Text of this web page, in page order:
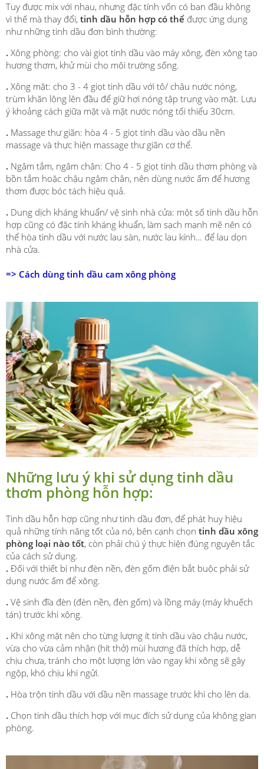
Tuy được mix với nhau, nhưng đặc tính vốn có ban đầu không
vì thế mà thay đổi, tinh dầu hỗn hợp có thể được ứng dụng
như những tinh dầu đơn bình thường:
. Xông phòng: cho vài giọt tinh dầu vào máy xông, đèn xông tạo
hương thơm, khử mùi cho môi trường sống.
. Xông mặt: cho 3 - 4 giọt tinh dầu với tô/ châu nước nóng,
trùm khăn lông lên đầu để giữ hơi nóng tập trung vào mặt. Lưu
ý khoảng cách giữa mặt và mặt nước nóng tối thiểu 30cm.
. Massage thư giãn: hòa 4 - 5 giọt tinh dầu vào dầu nền
massage và thực hiện massage thư giãn cơ thể.
. Ngâm tắm, ngâm chân: Cho 4 - 5 giọt tinh dầu thơm phòng và
bồn tắm hoặc chậu ngâm chân, nên dùng nước ấm để hương
thơm được bóc tách hiệu quả.
. Dung dịch kháng khuẩn/ vệ sinh nhà cửa: một số tinh dầu hỗn
hợp cũng có đặc tính kháng khuẩn, làm sạch mạnh mẽ nên có
thể hòa tinh dầu với nước lau sàn, nước lau kính… để lau dọn
nhà cửa.
=> Cách dùng tinh dầu cam xông phòng
Những lưu ý khi sử dụng tinh dầu
thơm phòng hỗn hợp:
Tinh dầu hỗn hợp cũng như tinh dầu đơn, để phát huy hiệu
quả những tính năng tốt của nó, bên cạnh chọn tinh dầu xông
phòng loại nào tốt, còn phải chú ý thực hiện đúng nguyên tắc
của cách sử dụng.
. Đối với thiết bị như đèn nền, đèn gốm điện bắt buộc phải sử
dụng nước ấm để xông.
. Vệ sinh đĩa đèn (đèn nền, đèn gốm) và lồng máy (máy khuếch
tán) trước khi xông.
. Khi xông mặt nên cho từng lượng ít tinh dầu vào chậu nước,
vừa cho vừa cảm nhận (hít thở) mùi hương đã thích hợp, dễ
chịu chưa, tránh cho một lượng lớn vào ngay khi xông sẽ gây
ngộp, khó chịu khi ngửi.
. Hòa trộn tinh dầu với dầu nền massage trước khi cho lên da.
. Chọn tinh dầu thích hợp với mục đích sử dụng của không gian
phòng.